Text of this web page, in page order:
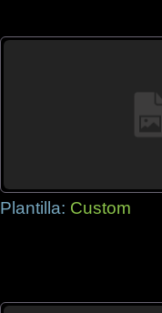
Plantilla: Custom